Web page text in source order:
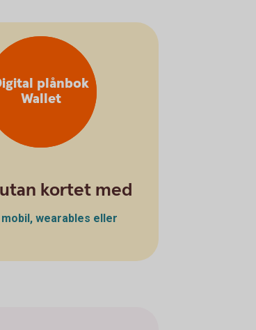
plånbok
Wallet
kortet med
mobil, wearables eller